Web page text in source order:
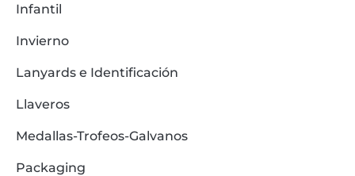
Infantil
Invierno
Lanyards e Identificación
Llaveros
Medallas-Trofeos-Galvanos
Packaging